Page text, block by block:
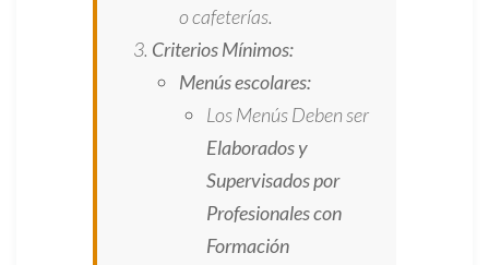
o cafeterías.
Criterios Mínimos:
Menús escolares:
Los Menús Deben ser
Elaborados y
Supervisados por
Profesionales con
Formación